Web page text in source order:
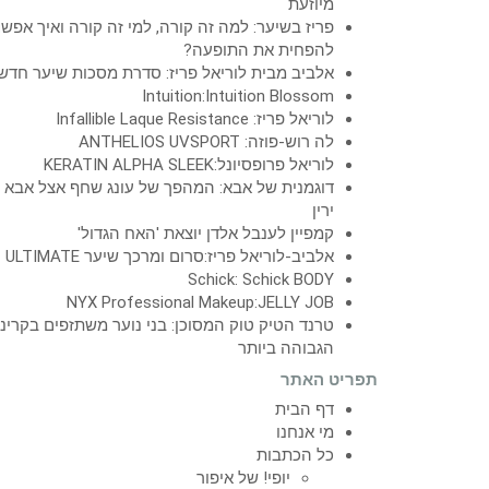
מיוזעת
פריז בשיער: למה זה קורה, למי זה קורה ואיך
להפחית את התופעה?
אלביב מבית לוריאל פריז: סדרת מסכות שיער
Intuition:Intuition Blossom
לוריאל פריז: Infallible Laque Resistance
לה רוש-פוזה: ANTHELIOS UVSPORT
לוריאל פרופסיונל:KERATIN ALPHA SLEEK
דוגמנית של אבא: המהפך של עונג שחף אצל אבא
ירין
קמפיין לענבל אלדן יוצאת 'האח הגדול'
אלביב-לוריאל פריז:סרום ומרכך שיער ULTIMATE
Schick: Schick BODY
NYX Professional Makeup:JELLY JOB
טרנד הטיק טוק המסוכן: בני נוער משתזפים
הגבוהה ביותר
תפריט האתר
דף הבית
מי אנחנו
כל הכתבות
יופי! של איפור